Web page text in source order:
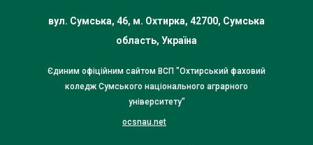
вул. Сумська, 46, м. Охтирка, 42700, Сумська
область, Україна
Єдиним офіційним сайтом ВСП "Охтирський фаховий
коледж Сумського національного аграрного
університету"
ocsnau.net